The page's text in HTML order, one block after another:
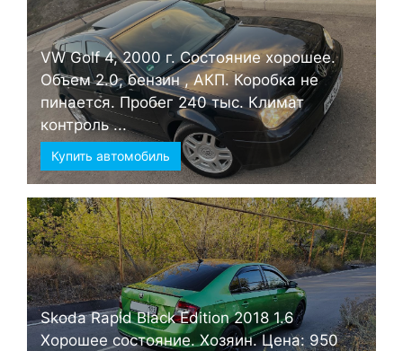
VW Golf 4, 2000 г. Состояние хорошее.
Объем 2.0, бензин , АКП. Коробка не
пинается. Пробег 240 тыс. Климат
контроль ...
Купить автомобиль
Skoda Rapid Black Edition 2018 1.6
Хорошее состояние. Хозяин. Цена: 950